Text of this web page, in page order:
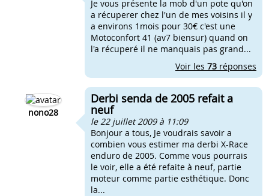
Je vous présente la mob d'un pote qu'on
a récuperer chez l'un de mes voisins il y
a environs 1mois pour 30€ c'est une
Motoconfort 41 (av7 biensur) quand on
l'a récuperé il ne manquais pas grand...
Voir les 73 réponses
nono28
Derbi senda de 2005 refait a
neuf
le 22 juillet 2009 à 11:09
Bonjour a tous, Je voudrais savoir a
combien vous estimer ma derbi X-Race
enduro de 2005. Comme vous pourrais
le voir, elle a été refaite à neuf, partie
moteur comme partie esthétique. Donc
la...